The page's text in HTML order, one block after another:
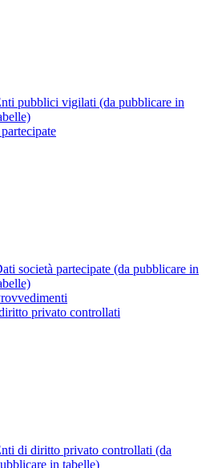
pubblici vigilati (da pubblicare in
società partecipate (da pubblicare in
privato controllati
di diritto privato controllati (da
in tabelle)